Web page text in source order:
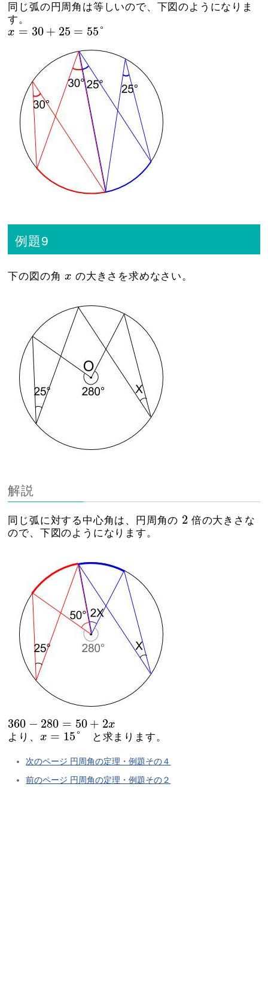
同じ弧の円周角は等しいので、下図のようになりま
す。
x = 30 + 25 = 55°
x =30+25 =55
例題9
下の図の角x
x の大きさを求めなさい。
解説
同じ弧に対する中心角は、円周角の 2
2 倍の大きさな
ので、下図のようになります。
360 − 280 = 50 + 2x
360 280= +2 x
より、 x = 15°
x=15° と求まります。
次のページ 円周角の定理・例題その４
前のページ 円周角の定理・例題その２